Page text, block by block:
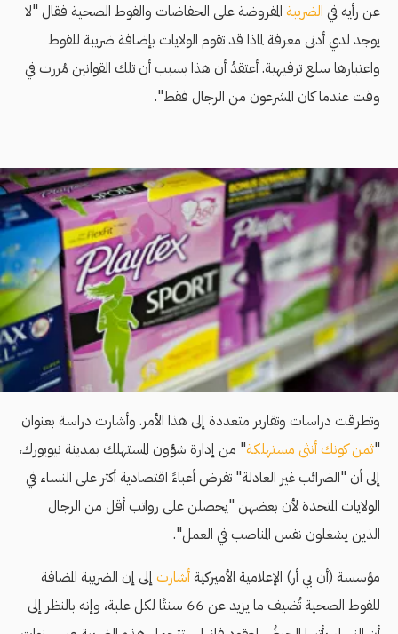
عن رأيه في الضريبة المفروضة على الحفاضات والفوط الصحية فقال "لا
يوجد لدي أدنى معرفة لماذا قد تقوم الولايات بإضافة ضريبة للفوط
واعتبارها سلع ترفيهية. أعتقدُ أن هذا بسبب أن تلك القوانين مُررت في
وقت عندما كان المشرعون من الرجال فقط".
وتطرقت دراسات وتقارير متعددة إلى هذا الأمر. وأشارت دراسة بعنوان
"ثمن كونك أنثى مستهلكة" من إدارة شؤون المستهلك بمدينة نيويورك،
إلى أن "الضرائب غير العادلة" تفرض أعباءً اقتصادية أكثر على النساء في
الولايات المتحدة لأن بعضهن "يحصلن على رواتب أقل من الرجال
الذين يشغلون نفس المناصب في العمل".
مؤسسة (أن بي أر) الإعلامية الأميركية أشارت إلى إن الضريبة المضافة
للفوط الصحية تُضيف ما يزيد عن 66 سنتًا لكل علبة، وإنه بالنظر إلى